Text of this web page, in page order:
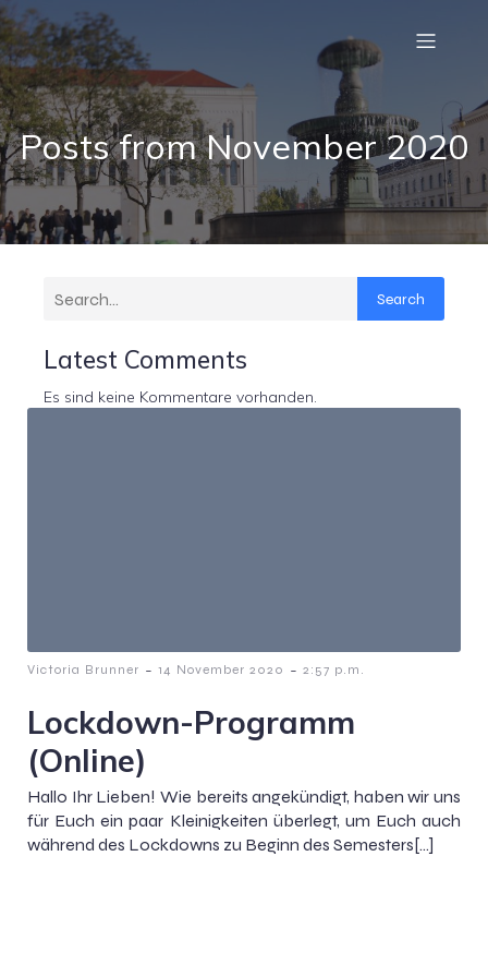
Posts from November 2020
Search
Latest Comments
Es sind keine Kommentare vorhanden.
Victoria Brunner - 14 November 2020 - 2:57 p.m.
Lockdown-Programm
(Online)
Hallo Ihr Lieben! Wie bereits angekündigt, haben wir uns
für Euch ein paar Kleinigkeiten überlegt, um Euch auch
während des Lockdowns zu Beginn des Semesters[…]